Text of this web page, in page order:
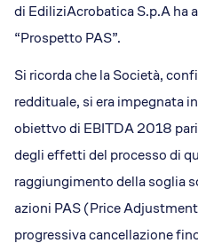
di EdiliziAcrobatica S.p.A ha
“Prospetto PAS”.
Si ricorda che la Società,
reddituale, si era impegnata
obiettvo di EBITDA 2018
degli effetti del processo di
raggiungimento della soglia
azioni PAS (Price
progressiva cancellazione